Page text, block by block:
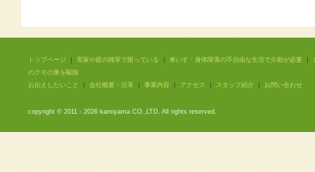
トップページ 実家や庭の雑草で困っている 車いす・身体障害の不自由な生活で介助が必要
のクモの巣を駆除
お伝えしたいこと
会社概要・沿革 事業内容 アクセス スタッフ紹介 お問い合わせ
copyright © 2011 - 2026 kamiyama CO.,LTD. All rights reserved.